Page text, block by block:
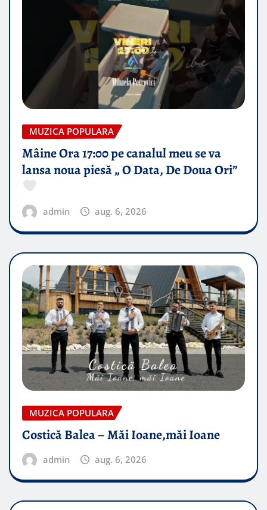
MUZICA POPULARA
Mâine Ora 17:00 pe canalul meu se va
lansa noua piesă „ O Data, De Doua Ori”
admin aug. 6, 2026
MUZICA POPULARA
Costică Balea – Măi Ioane,măi Ioane
admin aug. 6, 2026